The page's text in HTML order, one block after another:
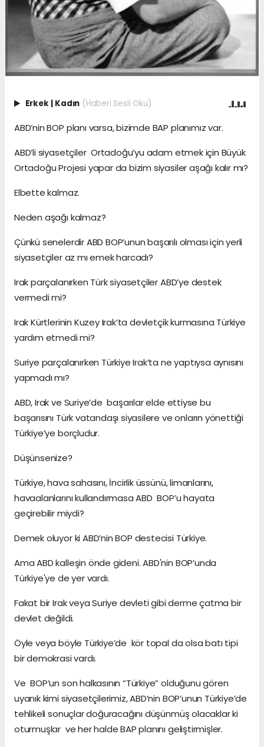
Erkek | Kadın (Haberi Sesli Oku)
ABD’nin BOP planı varsa, bizimde BAP planımız var.
ABD’li siyasetçiler Ortadoğu’yu adam etmek için Büyük
Ortadoğu Projesi yapar da bizim siyasiler aşağı kalır mı?
Elbette kalmaz.
Neden aşağı kalmaz?
Çünkü senelerdir ABD BOP’unun başarılı olması için yerli
siyasetçiler az mı emek harcadı?
Irak parçalanırken Türk siyasetçiler ABD’ye destek
vermedi mi?
Irak Kürtlerinin Kuzey Irak’ta devletçik kurmasına Türkiye
yardım etmedi mi?
Suriye parçalanırken Türkiye Irak’ta ne yaptıysa aynısını
yapmadı mı?
ABD, Irak ve Suriye’de başarılar elde ettiyse bu
başarısını Türk vatandaşı siyasilere ve onların yönettiği
Türkiye’ye borçludur.
Düşünsenize?
Türkiye, hava sahasını, İncirlik üssünü, limanlarını,
havaalanlarını kullandırmasa ABD BOP’u hayata
geçirebilir miydi?
Demek oluyor ki ABD’nin BOP destecisi Türkiye.
Ama ABD kalleşin önde gideni. ABD'nin BOP’unda
Türkiye'ye de yer vardı.
Fakat bir Irak veya Suriye devleti gibi derme çatma bir
devlet değildi.
Öyle veya böyle Türkiye’de kör topal da olsa batı tipi
bir demokrasi vardı.
Ve BOP’un son halkasının “Türkiye” olduğunu gören
uyanık kimi siyasetçilerimiz, ABD’nin BOP’unun Türkiye’de
tehlikeli sonuçlar doğuracağını düşünmüş olacaklar ki
oturmuşlar ve her halde BAP planını geliştirmişler.